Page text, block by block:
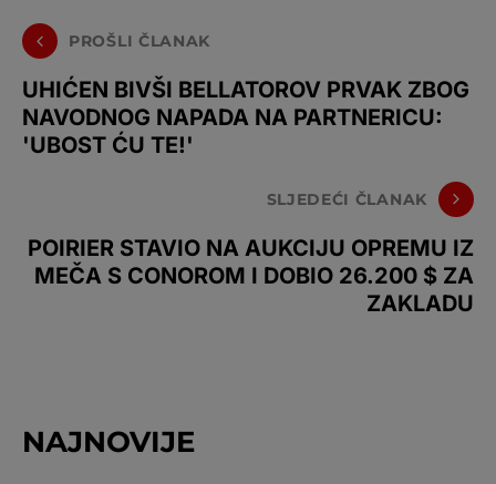
PROŠLI ČLANAK
UHIĆEN BIVŠI BELLATOROV PRVAK ZBOG
NAVODNOG NAPADA NA PARTNERICU:
'UBOST ĆU TE!'
SLJEDEĆI ČLANAK
POIRIER STAVIO NA AUKCIJU OPREMU IZ
MEČA S CONOROM I DOBIO 26.200 $ ZA
ZAKLADU
NAJNOVIJE